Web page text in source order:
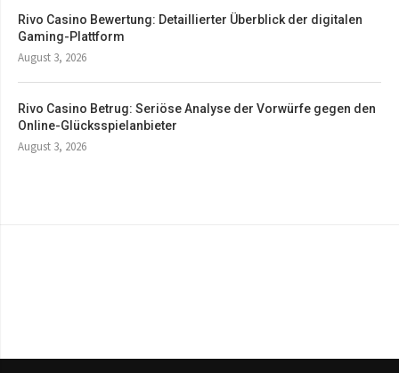
Rivo Casino Bewertung: Detaillierter Überblick der digitalen
Gaming-Plattform
August 3, 2026
Rivo Casino Betrug: Seriöse Analyse der Vorwürfe gegen den
Online-Glücksspielanbieter
August 3, 2026